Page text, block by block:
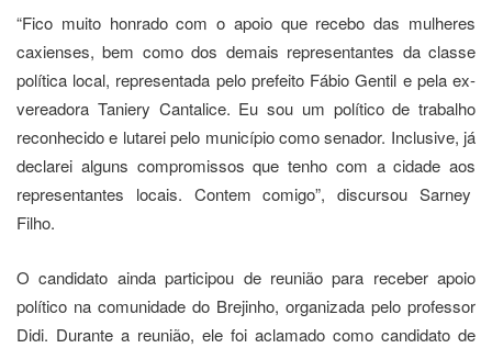
“Fico muito honrado com o apoio que recebo das mulheres
caxienses, bem como dos demais representantes da classe
política local, representada pelo prefeito Fábio Gentil e pela ex-
vereadora Taniery Cantalice. Eu sou um político de trabalho
reconhecido e lutarei pelo município como senador. Inclusive, já
declarei alguns compromissos que tenho com a cidade aos
representantes locais. Contem comigo”, discursou Sarney
Filho.
O candidato ainda participou de reunião para receber apoio
político na comunidade do Brejinho, organizada pelo professor
Didi. Durante a reunião, ele foi aclamado como candidato de